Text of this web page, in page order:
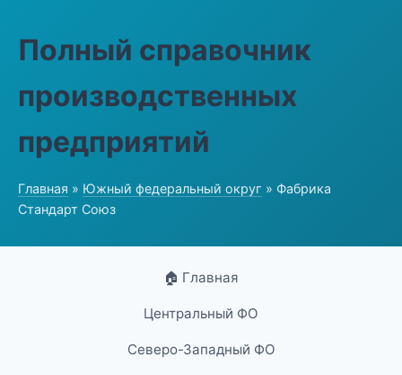
Полный справочник
производственных
предприятий
Главная » Южный федеральный округ » Фабрика
Стандарт Союз
🏠 Главная
Центральный ФО
Северо-Западный ФО